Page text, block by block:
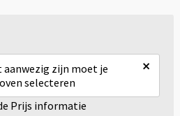
aanwezig zijn moet je
selecteren
×
Prijs informatie